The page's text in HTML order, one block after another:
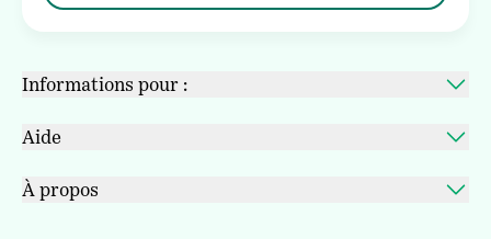
Informations pour :
Aide
À propos